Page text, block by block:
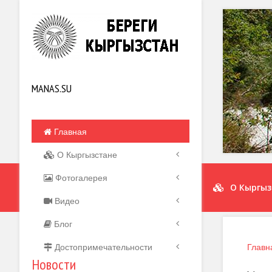
MANAS.SU
Главная
О Кыргызстане
Фотогалерея
Видео
Блог
Достопримечательности
Новости
О